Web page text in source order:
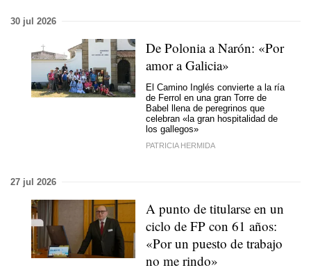
30 jul 2026
De Polonia a Narón: «Por
amor a Galicia»
El Camino Inglés convierte a la ría
de Ferrol en una gran Torre de
Babel llena de peregrinos que
celebran «la gran hospitalidad de
los gallegos»
PATRICIA HERMIDA
27 jul 2026
A punto de titularse en un
ciclo de FP con 61 años:
«Por un puesto de trabajo
no me rindo»